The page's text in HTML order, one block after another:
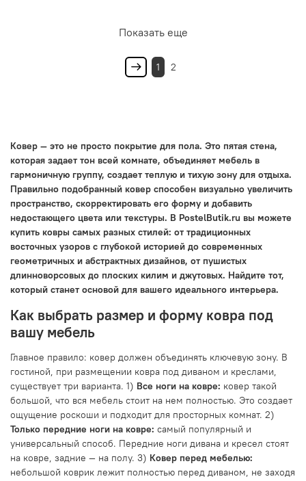
Показать еще
1 2
Ковер — это не просто покрытие для пола. Это пятая стена,
которая задает тон всей комнате, объединяет мебель в
гармоничную группу, создает теплую и тихую зону для отдыха.
Правильно подобранный ковер способен визуально увеличить
пространство, скорректировать его форму и добавить
недостающего цвета или текстуры. В PostelButik.ru вы можете
купить ковры самых разных стилей: от традиционных
восточных узоров с глубокой историей до современных
геометричных и абстрактных дизайнов, от пушистых
длинноворсовых до плоских килим и джутовых. Найдите тот,
который станет основой для вашего идеального интерьера.
Как выбрать размер и форму ковра под
вашу мебель
Главное правило: ковер должен объединять ключевую зону. В
гостиной, при размещении ковра под диваном и креслами,
существует три варианта. 1) Все ноги на ковре: ковер такой
большой, что вся мебель стоит на нем полностью. Это создает
ощущение роскоши и подходит для просторных комнат. 2)
Только передние ноги на ковре: самый популярный и
универсальный способ. Передние ноги дивана и кресел стоят
на ковре, задние — на полу. 3) Ковер перед мебелью:
небольшой коврик лежит полностью перед диваном, не заходя